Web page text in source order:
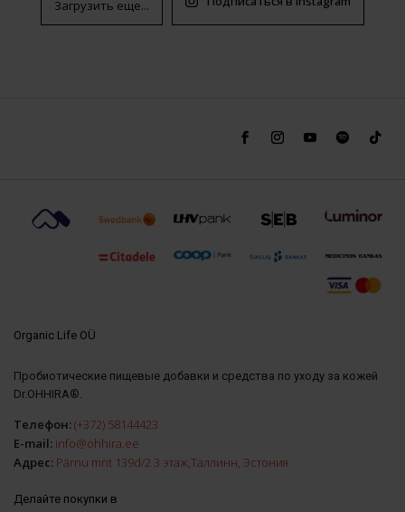
Загрузить еще...
Organic Life OÜ
Пробиотические пищевые добавки и средства по уходу за кожей
Dr.OHHIRA®.
Телефон: (+372) 58144423
E-mail: info@ohhira.ee
Адрес: Pärnu mnt 139d/2 3 этаж,Таллинн, Эстония
Делайте покупки в